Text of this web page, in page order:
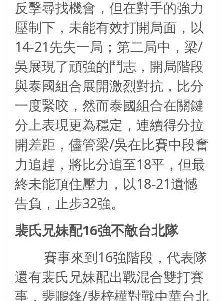
反擊尋找機會，但在對手的強力
壓制下，未能有效打開局面，以
14-21 先失一局；第二局中，梁/
吳展現了頑強的鬥志，開局階段
與泰國組合展開激烈對抗，比分
一度緊咬，然而泰國組合在關鍵
分上表現更為穩定，連續得分拉
開差距，儘管梁/吳在比賽中段奮
力追趕，將比分追至18平，但最
終未能頂住壓力，以18-21 遺憾
告負，止步32強。
裴氏兄妹配16強不敵台北隊
賽事來到 16強階段，代表隊
還有裴氏兄妹配出戰混合雙打賽
事，裴鵬鋒/裴梓樺對戰中華台北